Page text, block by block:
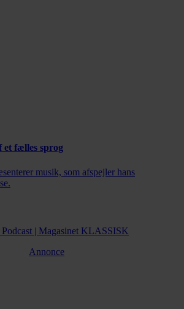
et fælles sprog
musik, som afspejler hans
Annonce